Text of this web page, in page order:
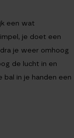
een wat
je doet een
je weer omhoog
de lucht in en
in je handen een